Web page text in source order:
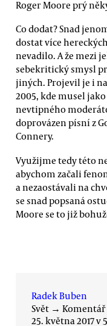
Roger Moore prý
Co dodat? Snad
dostat více
nevadilo. A že mezi
sebekritický smysl
jiných. Projevil je i
2005, kde musel
nevtipného
doprovázen písní z
Connery.
Využijme tedy této
abychom začali
a nezaostávali na
se snad popsaná
Moore se to již
Radek Buben
Svět → Komentář
25. května 2017 v